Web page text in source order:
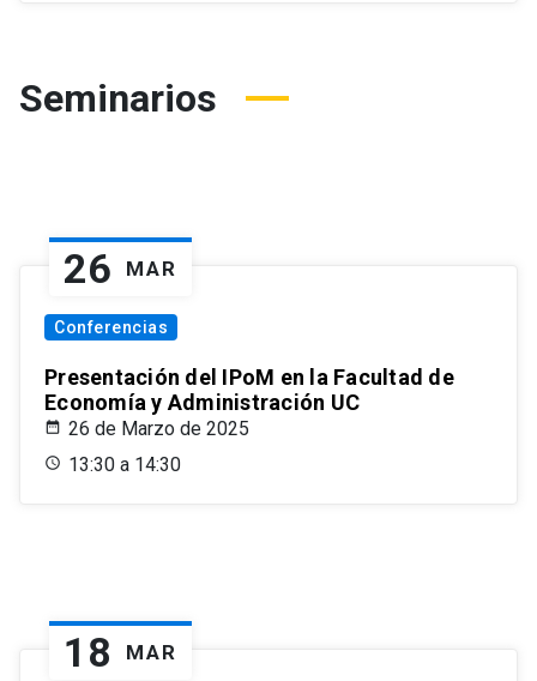
Seminarios
26 MAR
Conferencias
Presentación del IPoM en la Facultad de
Economía y Administración UC
26 de Marzo de 2025
13:30 a 14:30
18 MAR